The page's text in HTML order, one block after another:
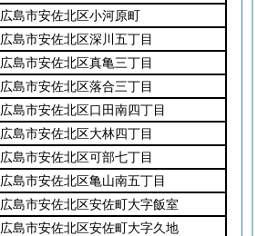
広島市安佐北区小河原町
広島市安佐北区深川五丁目
広島市安佐北区真亀三丁目
広島市安佐北区落合三丁目
広島市安佐北区口田南四丁目
広島市安佐北区大林四丁目
広島市安佐北区可部七丁目
広島市安佐北区亀山南五丁目
広島市安佐北区安佐町大字飯室
広島市安佐北区安佐町大字久地